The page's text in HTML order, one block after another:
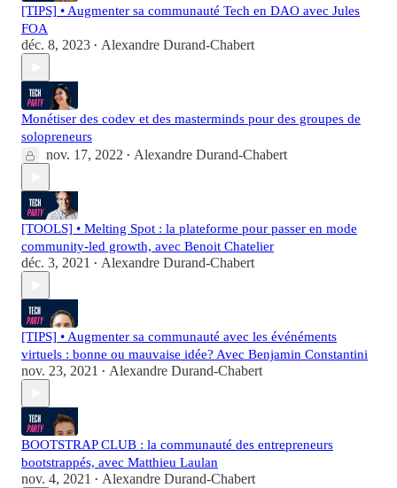
[TIPS] • Augmenter sa communauté Tech en DAO avec Jules
FOA
déc. 8, 2023 • Alexandre Durand-Chabert
Monétiser des codev et des masterminds pour des groupes de
solopreneurs
nov. 17, 2022 • Alexandre Durand-Chabert
[TOOLS] • Melting Spot : la plateforme pour passer en mode
community-led growth, avec Benoit Chatelier
déc. 3, 2021 • Alexandre Durand-Chabert
[TIPS] • Augmenter sa communauté avec les événéments
virtuels : bonne ou mauvaise idée? Avec Benjamin Constantini
nov. 23, 2021 • Alexandre Durand-Chabert
BOOTSTRAP CLUB : la communauté des entrepreneurs
bootstrappés, avec Matthieu Laulan
nov. 4, 2021 • Alexandre Durand-Chabert